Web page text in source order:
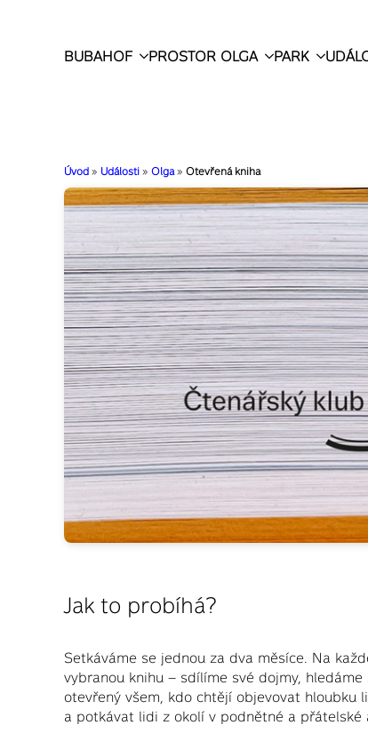
BUBAHOF PROSTOR OLGA PARK
Úvod » Události » Olga » Otevřená kniha
Jak to probíhá?
Setkáváme se jednou za dva měsíce. Na
vybranou knihu – sdílíme své dojmy,
otevřený všem, kdo chtějí objevovat hloubku
a potkávat lidi z okolí v podnětné a přátelské